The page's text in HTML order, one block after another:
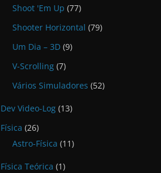
Shoot 'Em Up (77)
Shooter Horizontal (79)
Um Dia – 3D (9)
V-Scrolling (7)
Vários Simuladores (52)
Dev Video-Log (13)
Física (26)
Astro-Física (11)
Física Teórica (1)